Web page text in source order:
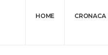
HOME CRONACA